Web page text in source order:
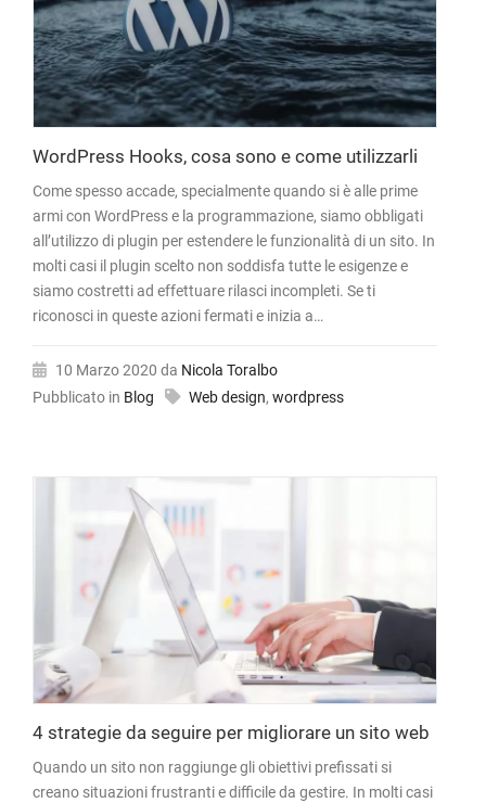
WordPress Hooks, cosa sono e come utilizzarli
Come spesso accade, specialmente quando si è alle prime
armi con WordPress e la programmazione, siamo obbligati
all’utilizzo di plugin per estendere le funzionalità di un sito. In
molti casi il plugin scelto non soddisfa tutte le esigenze e
siamo costretti ad effettuare rilasci incompleti. Se ti
riconosci in queste azioni fermati e inizia a…
10 Marzo 2020 da Nicola Toralbo
Pubblicato in Blog Web design, wordpress
4 strategie da seguire per migliorare un sito web
Quando un sito non raggiunge gli obiettivi prefissati si
creano situazioni frustranti e difficile da gestire. In molti casi